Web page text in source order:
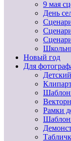
9 мая
День
Новый год
Для
Рамки